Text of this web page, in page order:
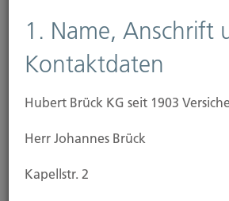
1. Name, Anschrift
Kontaktdaten
Hubert Brück KG seit 1903
Herr Johannes Brück
Kapellstr. 2